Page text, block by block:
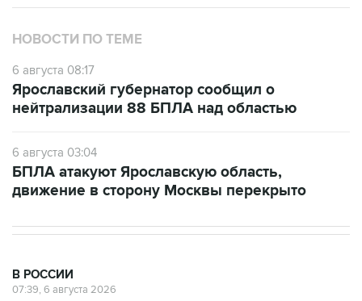
НОВОСТИ ПО ТЕМЕ
6 августа 08:17
Ярославский губернатор сообщил о
нейтрализации 88 БПЛА над областью
6 августа 03:04
БПЛА атакуют Ярославскую область,
движение в сторону Москвы перекрыто
В РОССИИ
07:39, 6 августа 2026